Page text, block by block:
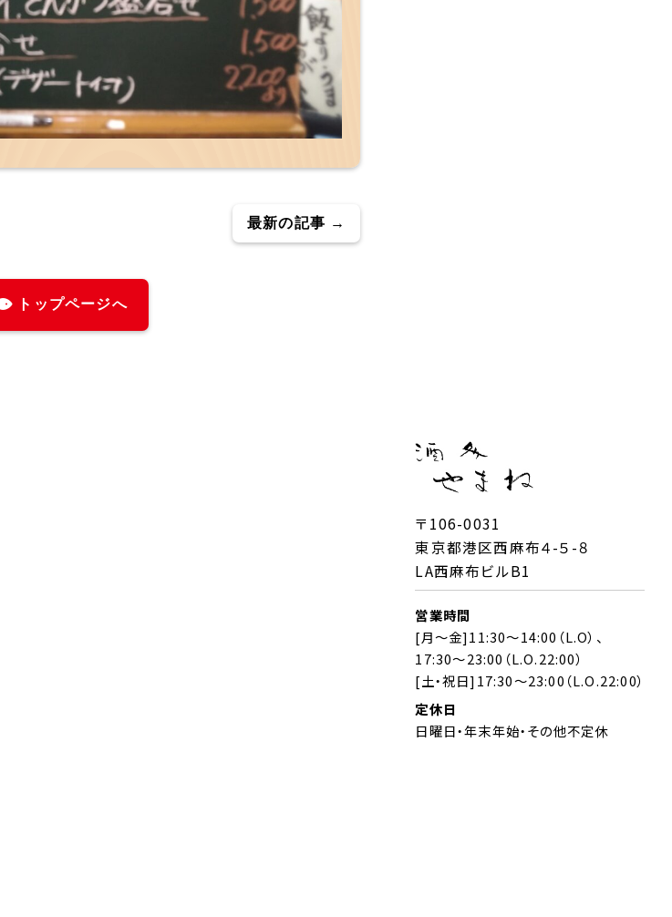
最新の記事 →
トップページへ
〒106-0031
東京都港区西麻布４-５-８
LA西麻布ビルB1
営業時間
[月～金]11:30～14:00（L.O）、
17:30～23:00（L.O.22:00）
[土・祝日]17:30～23:00（L.O.22:00）
定休日
日曜日・年末年始・その他不定休